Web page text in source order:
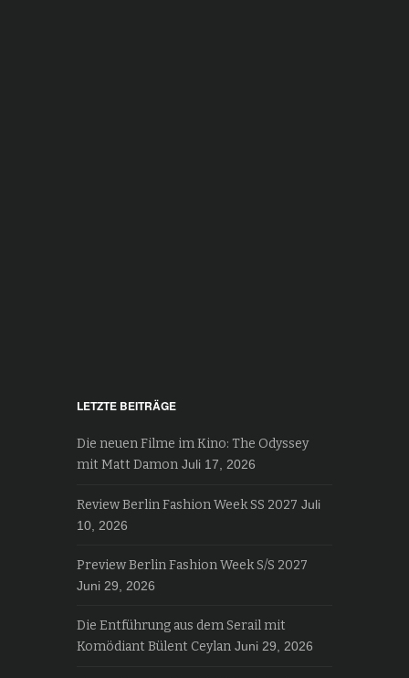
LETZTE BEITRÄGE
Die neuen Filme im Kino: The Odyssey
mit Matt Damon Juli 17, 2026
Review Berlin Fashion Week SS 2027 Juli
10, 2026
Preview Berlin Fashion Week S/S 2027
Juni 29, 2026
Die Entführung aus dem Serail mit
Komödiant Bülent Ceylan Juni 29, 2026